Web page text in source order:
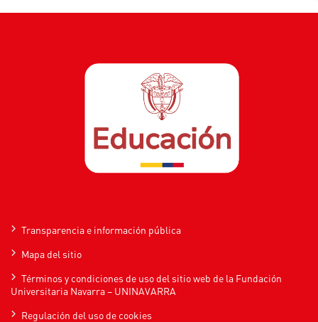
Transparencia e información pública
Mapa del sitio
Términos y condiciones de uso del sitio web de la Fundación
Universitaria Navarra – UNINAVARRA
Regulación del uso de cookies